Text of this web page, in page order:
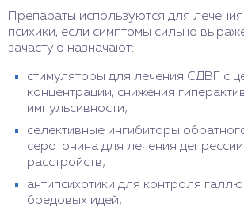
Препараты используются для
психики, если симптомы сильно
зачастую назначают:
стимуляторы для лечения СДВГ с
концентрации, снижения
импульсивности;
селективные ингибиторы
серотонина для лечения
расстройств;
антипсихотики для контроля
бредовых идей;